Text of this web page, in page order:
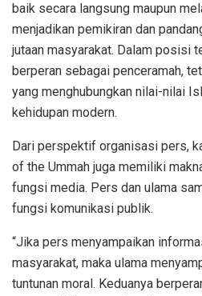
baik secara langsung maupun
menjadikan pemikiran dan
jutaan masyarakat. Dalam posisi
berperan sebagai penceramah,
yang menghubungkan nilai-nilai
kehidupan modern.
Dari perspektif organisasi pers,
of the Ummah juga memiliki
fungsi media. Pers dan ulama
fungsi komunikasi publik.
“Jika pers menyampaikan
masyarakat, maka ulama
tuntunan moral. Keduanya